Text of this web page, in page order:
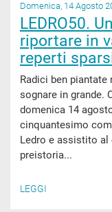
Domenica, 14 Agosto
LEDRO50.
riportare in
reperti
Radici ben
sognare in grande.
domenica 14
cinquantesimo
Ledro e assistito al
preistoria...
LEGGI